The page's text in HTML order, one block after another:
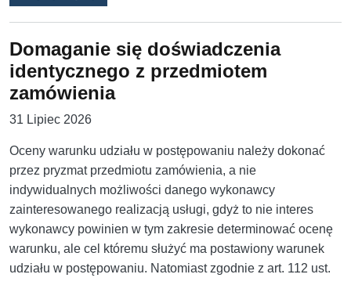
Domaganie się doświadczenia
identycznego z przedmiotem
zamówienia
31 Lipiec 2026
Oceny warunku udziału w postępowaniu należy dokonać
przez pryzmat przedmiotu zamówienia, a nie
indywidualnych możliwości danego wykonawcy
zainteresowanego realizacją usługi, gdyż to nie interes
wykonawcy powinien w tym zakresie determinować ocenę
warunku, ale cel któremu służyć ma postawiony warunek
udziału w postępowaniu. Natomiast zgodnie z art. 112 ust.